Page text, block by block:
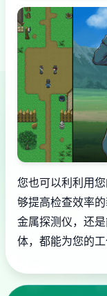
您也可以利利用
够提高检查效率
金属探测仪，还
体，都能为您的